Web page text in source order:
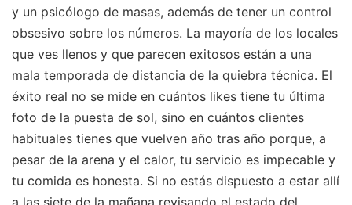
y un psicólogo de masas, además de tener un control
obsesivo sobre los números. La mayoría de los locales
que ves llenos y que parecen exitosos están a una
mala temporada de distancia de la quiebra técnica. El
éxito real no se mide en cuántos likes tiene tu última
foto de la puesta de sol, sino en cuántos clientes
habituales tienes que vuelven año tras año porque, a
pesar de la arena y el calor, tu servicio es impecable y
tu comida es honesta. Si no estás dispuesto a estar allí